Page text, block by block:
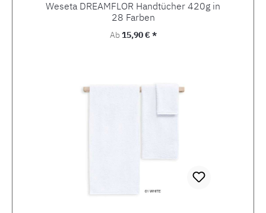
Weseta DREAMFLOR Handtücher 420g in
28 Farben
Regulärer Preis:
Ab15,90 € *